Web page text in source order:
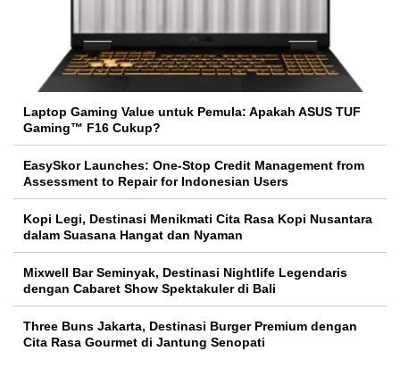
Laptop Gaming Value untuk Pemula: Apakah ASUS TUF
Gaming™ F16 Cukup?
EasySkor Launches: One-Stop Credit Management from
Assessment to Repair for Indonesian Users
Kopi Legi, Destinasi Menikmati Cita Rasa Kopi Nusantara
dalam Suasana Hangat dan Nyaman
Mixwell Bar Seminyak, Destinasi Nightlife Legendaris
dengan Cabaret Show Spektakuler di Bali
Three Buns Jakarta, Destinasi Burger Premium dengan
Cita Rasa Gourmet di Jantung Senopati